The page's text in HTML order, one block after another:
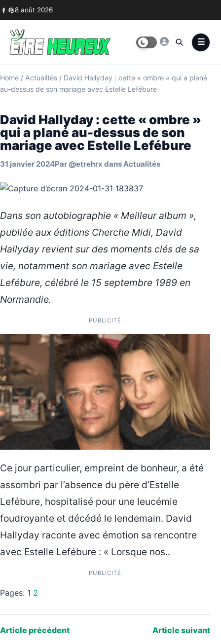
Skip to content
8 août 2026
Home / Actualités / David Hallyday : cette « ombre » qui a plané
au-dessus de son mariage avec Estelle Lefébure
David Hallyday : cette « ombre »
qui a plané au-dessus de son
mariage avec Estelle Lefébure
31 janvier 2024Par @etrehrx dansActualités
Dans son autobiographie « Meilleur album »,
publiée aux éditions Cherche Midi, David
Hallyday revient sur des moments clés de sa
vie, notamment son mariage avec Estelle
Lefébure, célébré le 15 septembre 1989 en
Normandie.
PUBLICITÉ
Ce jour particulier, empreint de bonheur, a été
assombri par l’absence du père d’Estelle
Lefébure, hospitalisé pour une leucémie
foudroyante et décédé le lendemain. David
Hallyday raconte avec émotion sa rencontre
avec Estelle Lefébure : « Lorsque nos..
PUBLICITÉ
Pages: 1 2
Article précédent Article suivant